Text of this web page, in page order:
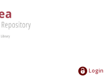
Login